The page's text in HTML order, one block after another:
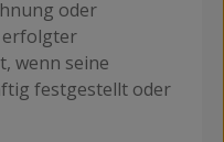
oder
erfolgter
wenn seine
festgestellt oder